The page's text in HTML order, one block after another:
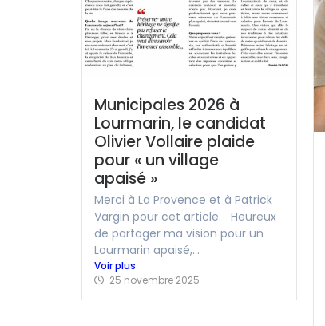
Municipales 2026 à
Lourmarin, le candidat
Olivier Vollaire plaide
pour « un village
apaisé »
Merci à La Provence et à Patrick
Vargin pour cet article. Heureux
de partager ma vision pour un
Lourmarin apaisé,...
Voir plus
25 novembre 2025